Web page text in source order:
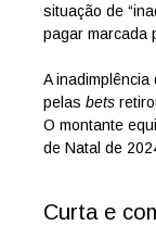
situação de
pagar marcada
A
pelas bets
O montante
de Natal de
Curta e